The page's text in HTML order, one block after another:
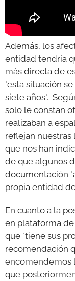
Además, los
entidad tendría
más directa de
"esta situación
siete años".
solo le constan
realizaban a
reflejan nuestras
que nos han
de que algunos
documentación
propia entidad
En cuanto a la
en plataforma
que "tiene sus
recomendación
encomendemos
que